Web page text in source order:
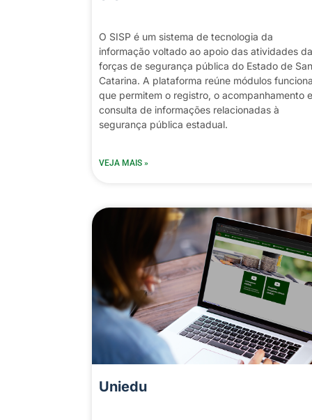
O SISP é um sistema de tecnologia da
informação voltado ao apoio das atividades
forças de segurança pública do Estado de
Catarina. A plataforma reúne módulos
que permitem o registro, o acompanhamento
consulta de informações relacionadas à
segurança pública estadual.
VEJA MAIS »
Uniedu